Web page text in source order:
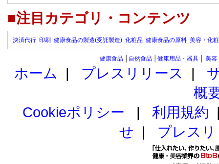
■注目カテゴリ・コンテンツ
決済代行 印刷 健康食品の製造(受託製造) 化粧品 健康食品の原料 美容・化
健康食品 自然食品 健康用品・器具 美容
ホーム | プレスリリース |
概
Cookieポリシー | 利用規約
せ | プレス